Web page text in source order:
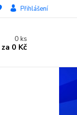
Přihlášení
0ks
za 0 Kč